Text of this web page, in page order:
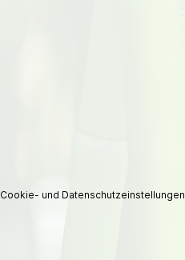
Cookie- und Datenschutzeinstellungen